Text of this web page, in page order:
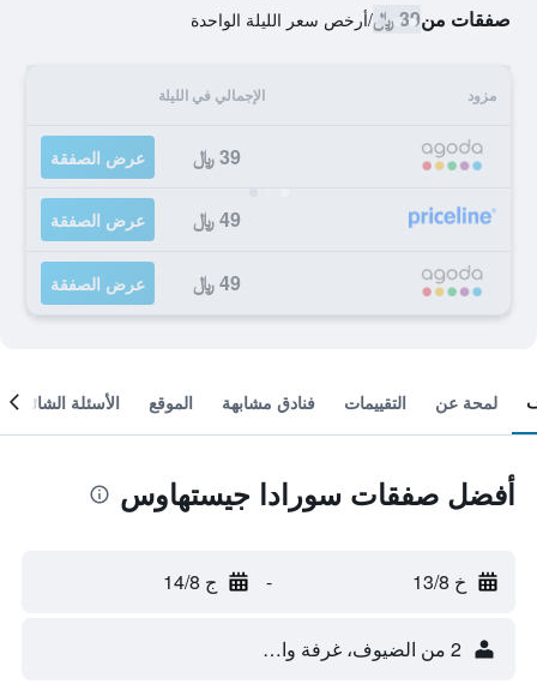
صفقات من39 ﷼ /أرخص سعر الليلة الواحدة
مزود الإجمالي في الليلة
39 ﷼ عرض الصفقة
49 ﷼ عرض الصفقة
49 ﷼ عرض الصفقة
لمحة عن التقييمات فنادق مشابهة الموقع الأسئلة الشائعة
أفضل صفقات سورادا جيستهاوس
خ 13/8 - ج 14/8
2 من الضيوف، غرفة واحدة